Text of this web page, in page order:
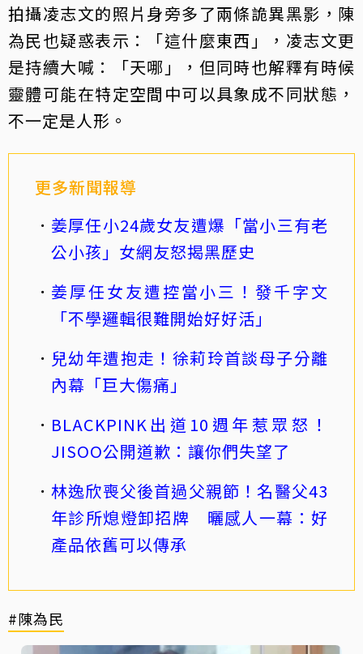
拍攝凌志文的照片身旁多了兩條詭異黑影，陳
為民也疑惑表示：「這什麼東西」，凌志文更
是持續大喊：「天哪」，但同時也解釋有時候
靈體可能在特定空間中可以具象成不同狀態，
不一定是人形。
更多新聞報導
姜厚任小24歲女友遭爆「當小三有老
公小孩」女網友怒揭黑歷史
姜厚任女友遭控當小三！發千字文
「不學邏輯很難開始好好活」
兒幼年遭抱走！徐莉玲首談母子分離
內幕「巨大傷痛」
BLACKPINK出道10週年惹眾怒！
JISOO公開道歉：讓你們失望了
林逸欣喪父後首過父親節！名醫父43
年診所熄燈卸招牌 曬感人一幕：好
產品依舊可以傳承
#陳為民